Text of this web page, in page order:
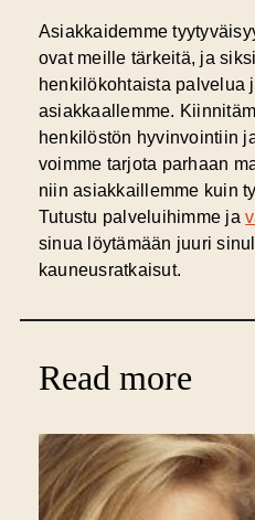
Asiakkaidemme
ovat meille tärkeitä, ja
henkilökohtaista palvelua
asiakkaallemme.
henkilöstön hyvinvointiin
voimme tarjota parhaan
niin asiakkaillemme kuin
Tutustu palveluihimme ja
sinua löytämään juuri
kauneusratkaisut.
Read more